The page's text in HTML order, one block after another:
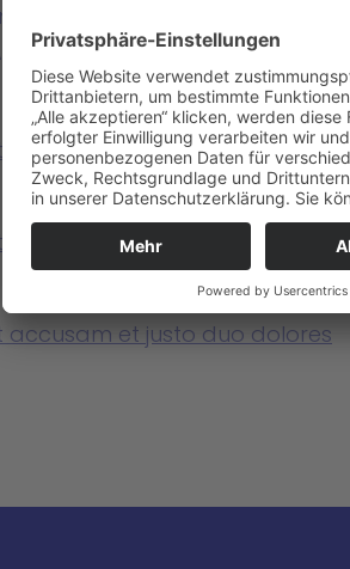
ut metus varius laoreet.
imperdiet. Etiam ultricies
accusam et justo duo dolores
accusam et justo duo dolores
accusam et justo duo dolores